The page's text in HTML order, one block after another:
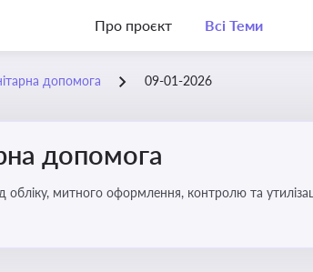
Про проєкт Всі Теми
допомога 09-01-2026
допомога
митного оформлення, контролю та